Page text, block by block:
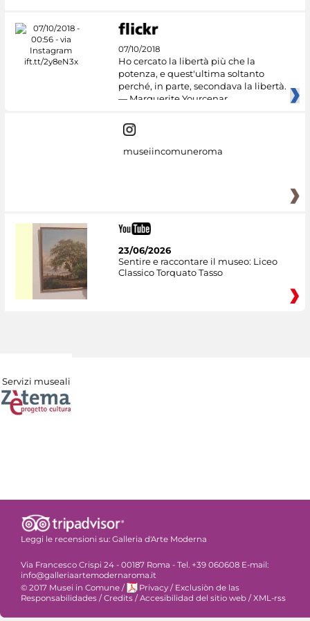
07/10/2018
Ho cercato la libertà più che la
potenza, e quest'ultima soltanto
perché, in parte, secondava la libertà.
— Marguerite Yourcenar
museiincomuneroma
23/06/2026
Sentire e raccontare il museo: Liceo
Classico Torquato Tasso
Servizi museali
Leggi le recensioni su: Galleria d'Arte Moderna
Via Francesco Crispi 24 - 00187 Roma - Tel. +39 060608 E-mail:
info@galleriaartemodernaroma.it
© 2017 Musei in Comune / Privacy / Exclusiòn de las
Responsabilidades / Credits / Accesibilidad del sitio web / XML-rss